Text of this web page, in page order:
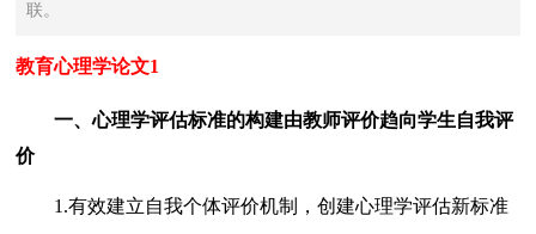
联。
教育心理学论文1
一、心理学评估标准的构建由教师评价趋向学生自我评
价
1.有效建立自我个体评价机制，创建心理学评估新标准